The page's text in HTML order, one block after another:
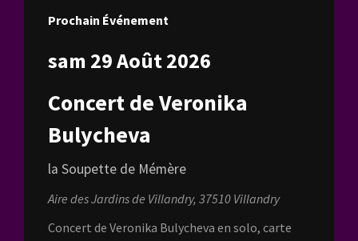
Prochain Événement
sam 29 Août 2026
Concert de Veronika
Bulycheva
la Soupette de Mémère
Aire des Jardins de Villandry, 37510 Villandry
Concert de Veronika Bulycheva en solo, carte